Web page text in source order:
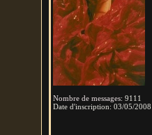
Nombre de messages: 9111
Date d'inscription: 03/05/2008